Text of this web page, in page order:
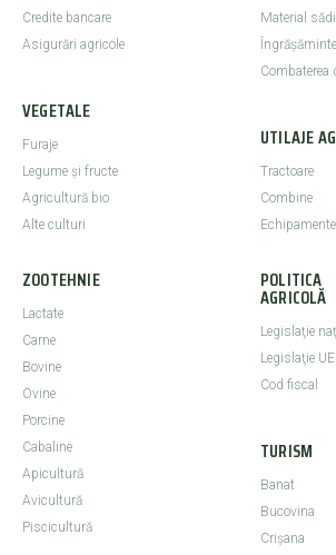
Credite bancare
Asigurări agricole
VEGETALE
Furaje
Legume şi fructe
Agricultură bio
Alte culturi
Material
Îngrășăminte
Combaterea
UTILAJE
Tractoare
Combine
ZOOTEHNIE
Lactate
Carne
Bovine
Ovine
Porcine
Cabaline
Apicultură
Avicultură
Piscicultură
POLITICA
AGRICOLĂ
Legislaţie
Legislaţie UE
Cod fiscal
TURISM
Banat
Bucovina
Crişana